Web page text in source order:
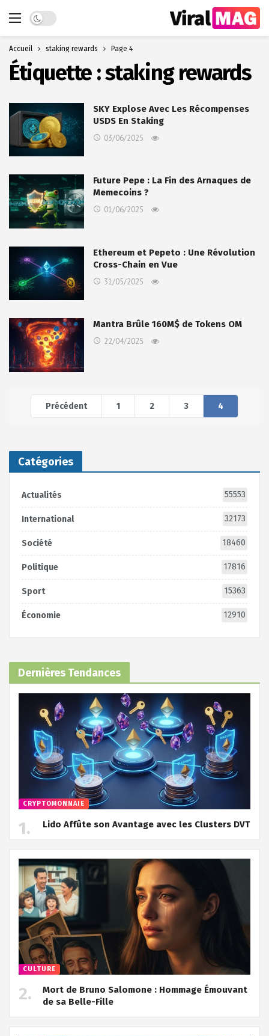
Dark mode
Accueil staking rewards Page 4
Étiquette :staking rewards
SKY Explose Avec Les Récompenses
USDS En Staking
03/06/2025
Future Pepe : La Fin des Arnaques de
Memecoins ?
01/06/2025
Ethereum et Pepeto : Une Révolution
Cross-Chain en Vue
31/05/2025
Mantra Brûle 160M$ de Tokens OM
22/04/2025
Précédent 1 2 3 4
Catégories
Actualités 55553
International 32173
Société 18460
Politique 17816
Sport 15363
Économie 12910
Dernières Tendances
CRYPTOMONNAIE
Lido Affûte son Avantage avec les Clusters DVT
CULTURE
Mort de Bruno Salomone : Hommage Émouvant
de sa Belle-Fille